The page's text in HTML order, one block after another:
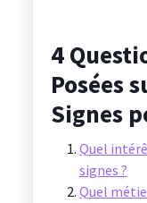
4
Posées
Signes
Quel
signes ?
Quel